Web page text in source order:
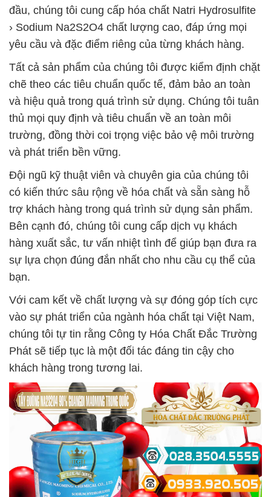
đầu, chúng tôi cung cấp hóa chất Natri Hydrosulfite
› Sodium Na2S2O4 chất lượng cao, đáp ứng mọi
yêu cầu và đặc điểm riêng của từng khách hàng.
Tất cả sản phẩm của chúng tôi được kiểm định chặt
chẽ theo các tiêu chuẩn quốc tế, đảm bảo an toàn
và hiệu quả trong quá trình sử dụng. Chúng tôi tuân
thủ mọi quy định và tiêu chuẩn về an toàn môi
trường, đồng thời coi trọng việc bảo vệ môi trường
và phát triển bền vững.
Đội ngũ kỹ thuật viên và chuyên gia của chúng tôi
có kiến thức sâu rộng về hóa chất và sẵn sàng hỗ
trợ khách hàng trong quá trình sử dụng sản phẩm.
Bên cạnh đó, chúng tôi cung cấp dịch vụ khách
hàng xuất sắc, tư vấn nhiệt tình để giúp bạn đưa ra
sự lựa chọn đúng đắn nhất cho nhu cầu cụ thể của
bạn.
Với cam kết về chất lượng và sự đóng góp tích cực
vào sự phát triển của ngành hóa chất tại Việt Nam,
chúng tôi tự tin rằng Công ty Hóa Chất Đắc Trường
Phát sẽ tiếp tục là một đối tác đáng tin cậy cho
khách hàng trong tương lai.